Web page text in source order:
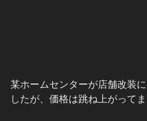
某ホームセンターが店舗改装
したが、価格は跳ね上がって